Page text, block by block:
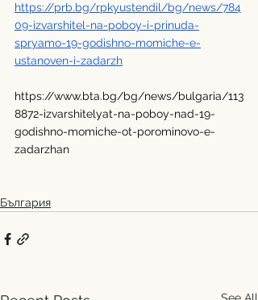
https://prb.bg/rpkyustendil/bg/news/784
09-izvarshitel-na-poboy-i-prinuda-
spryamo-19-godishno-momiche-e-
ustanoven-i-zadarzh
https://www.bta.bg/bg/news/bulgaria/113
8872-izvarshitelyat-na-poboy-nad-19-
godishno-momiche-ot-porominovo-e-
zadarzhan
България